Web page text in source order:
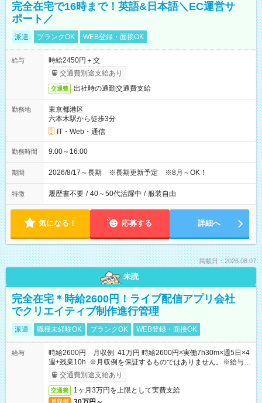
完全在宅で16時まで！英語&日本語＼EC運営サ
ポート／
派遣 ブランクOK WEB登録・面接OK
給与
時給2450円＋交
交通費別途支給あり
交通費 出社時の通勤交通費支給
勤務地
東京都港区
六本木駅から徒歩3分
IT・Web・通信
勤務時間 9:00～16:00
期間 2026/8/17～長期 ※長期更新予定 ※8月～OK！
特徴 履歴書不要 / 40～50代活躍中 / 服装自由
気になる！ 応募する 詳細へ
掲載日：2026.08.07
未読
完全在宅＊時給2600円！ライブ配信アプリ会社
でクリエイティブ制作進行管理
派遣 職種未経験OK ブランクOK WEB登録・面接OK
給与
時給2600円 月収例 41万円 時給2600円×実働7h30m×週5日×4
週+残業10h ※月収例を保証するものではありません。※給与即
受取りサービス利用可（利用条件有）
交通費別途支給あり
交通費 1ヶ月3万円を上限として実費支給
月収例